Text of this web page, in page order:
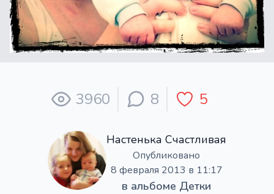
3960 8 5
Настенька Счастливая
Опубликовано
8 февраля 2013 в 11:17
в альбоме Детки